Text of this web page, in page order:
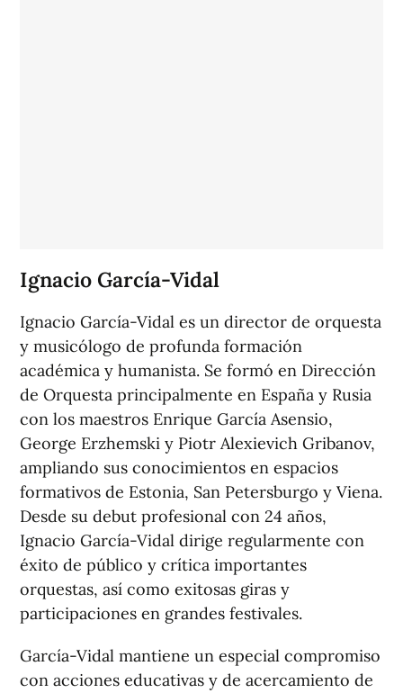
Ignacio García-Vidal
Ignacio García-Vidal es un director de orquesta
y musicólogo de profunda formación
académica y humanista. Se formó en Dirección
de Orquesta principalmente en España y Rusia
con los maestros Enrique García Asensio,
George Erzhemski y Piotr Alexievich Gribanov,
ampliando sus conocimientos en espacios
formativos de Estonia, San Petersburgo y Viena.
Desde su debut profesional con 24 años,
Ignacio García-Vidal dirige regularmente con
éxito de público y crítica importantes
orquestas, así como exitosas giras y
participaciones en grandes festivales.
García-Vidal mantiene un especial compromiso
con acciones educativas y de acercamiento de